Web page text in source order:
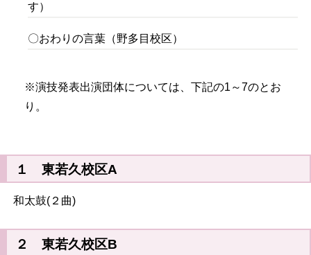
す）
〇おわりの言葉（野多目校区）
※演技発表出演団体については、下記の1～7のとお
り。
１ 東若久校区A
和太鼓(２曲)
２ 東若久校区B